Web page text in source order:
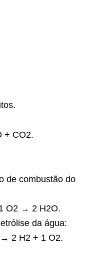
+ CO2.
de combustão do
O2 → 2 H2O.
da água:
2 H2 + 1 O2.